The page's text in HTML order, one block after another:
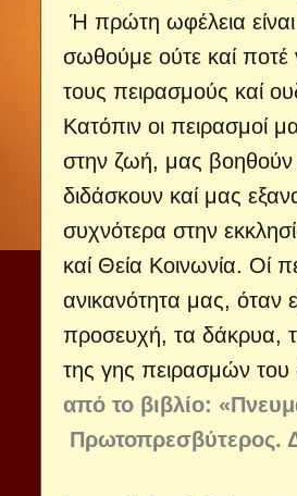
Ή πρώτη ωφέλεια
σωθούμε ούτε καί ποτέ
τους πειρασμούς καί
Κατόπιν οι πειρασμοί
στην ζωή, μας βοηθούν
διδά­σκουν καί μας
συχνότερα στην
καί Θεία Κοινωνία. Οί
ανικανότητα μας, όταν
προσευχή, τα δάκρυα,
της γης πειρασμών του
από το βιβλίο:
Πρωτοπρεσβύτερος.